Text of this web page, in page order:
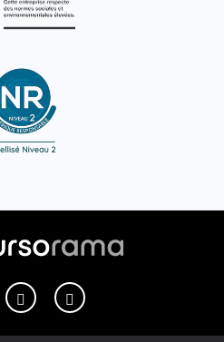
sur Facebook
Boursorama sur XBoursorama sur